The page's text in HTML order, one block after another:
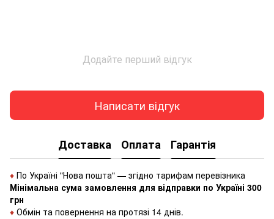
Додайте перший відгук
Написати відгук
Доставка Оплата Гарантія
♦ По Україні "Нова пошта" — згідно тарифам перевізника
Мінімальна сума замовлення для відправки по Україні 300
грн
♦ Обмін та повернення на протязі 14 днів.